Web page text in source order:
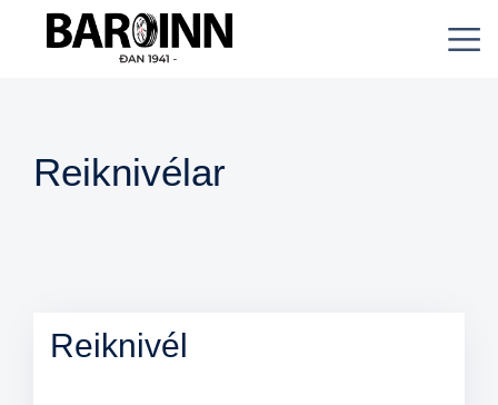
Reiknivélar
Reiknivél